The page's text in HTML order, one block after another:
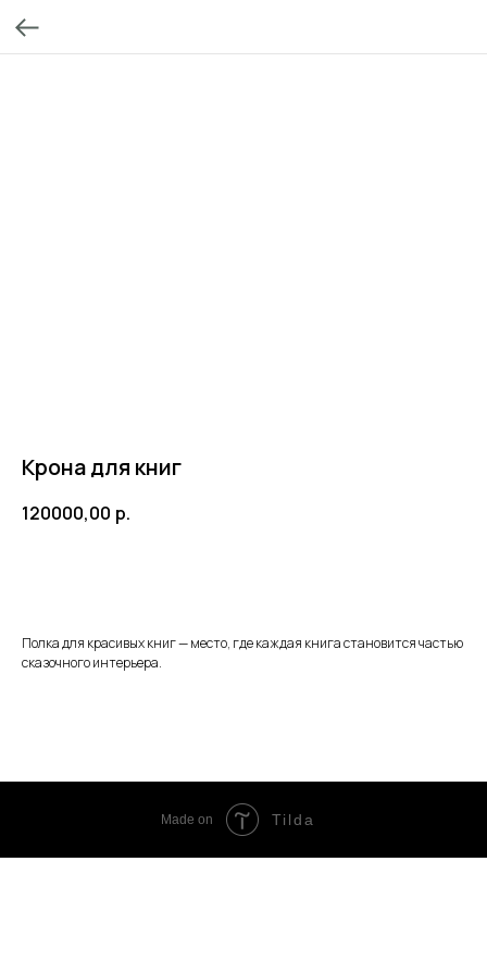
Крона для книг
120000,00 р.
Полка для красивых книг — место, где каждая книга становится частью
сказочного интерьера.
Made on Tilda